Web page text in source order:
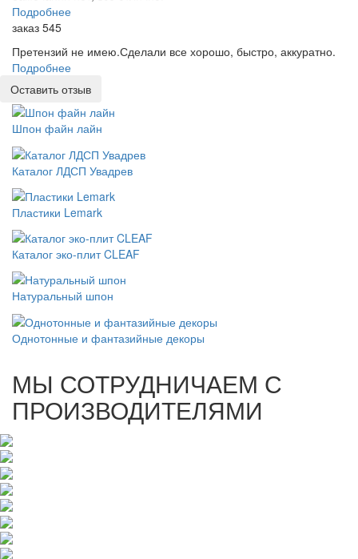
Подробнее
заказ 545
Претензий не имею.Сделали все хорошо, быстро, аккуратно.
Подробнее
Оставить отзыв
Шпон файн лайн
Каталог ЛДСП Увадрев
Пластики Lemark
Каталог эко-плит CLEAF
Натуральный шпон
Однотонные и фантазийные декоры
МЫ СОТРУДНИЧАЕМ С
ПРОИЗВОДИТЕЛЯМИ